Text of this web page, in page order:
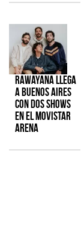
Rawayana llega
a Buenos Aires
con dos shows
en el Movistar
Arena